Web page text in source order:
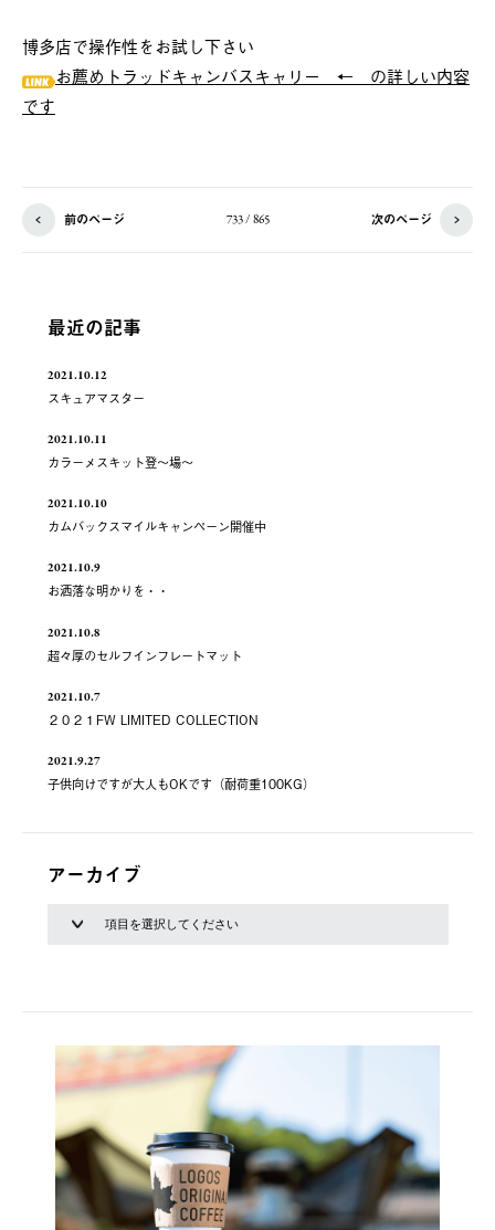
博多店で操作性をお試し下さい
お薦めトラッドキャンバスキャリー ← の詳しい内容
です
前のページ 733 / 865 次のページ
最近の記事
2021.10.12
スキュアマスター
2021.10.11
カラーメスキット登～場～
2021.10.10
カムバックスマイルキャンペーン開催中
2021.10.9
お洒落な明かりを・・
2021.10.8
超々厚のセルフインフレートマット
2021.10.7
２０２１FW LIMITED COLLECTION
2021.9.27
子供向けですが大人もOKです（耐荷重100KG）
アーカイブ